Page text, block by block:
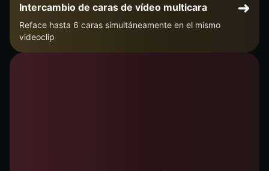
Intercambio de caras de vídeo multicara
Reface hasta 6 caras simultáneamente en el mismo
videoclip